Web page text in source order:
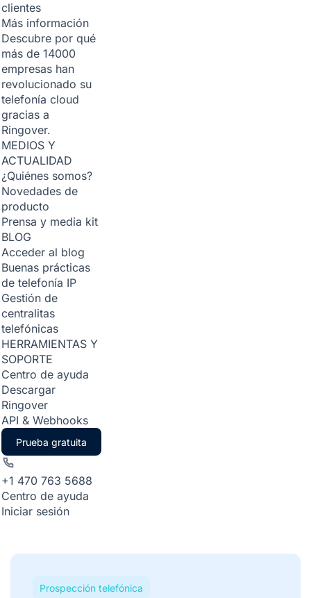
clientes
Más información
Descubre por qué
más de 14000
empresas han
revolucionado su
telefonía cloud
gracias a
Ringover.
MEDIOS Y
ACTUALIDAD
¿Quiénes somos?
Novedades de
producto
Prensa y media kit
BLOG
Acceder al blog
Buenas prácticas
de telefonía IP
Gestión de
centralitas
telefónicas
HERRAMIENTAS Y
SOPORTE
Centro de ayuda
Descargar
Ringover
API & Webhooks
Prueba gratuita
+1 470 763 5688
Centro de ayuda
Iniciar sesión
Prospección telefónica